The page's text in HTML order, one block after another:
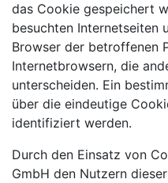
das Cookie gespeichert
besuchten Internetseiten
Browser der betroffenen
Internetbrowsern, die
unterscheiden. Ein
über die eindeutige
identifiziert werden.
Durch den Einsatz von
GmbH den Nutzern